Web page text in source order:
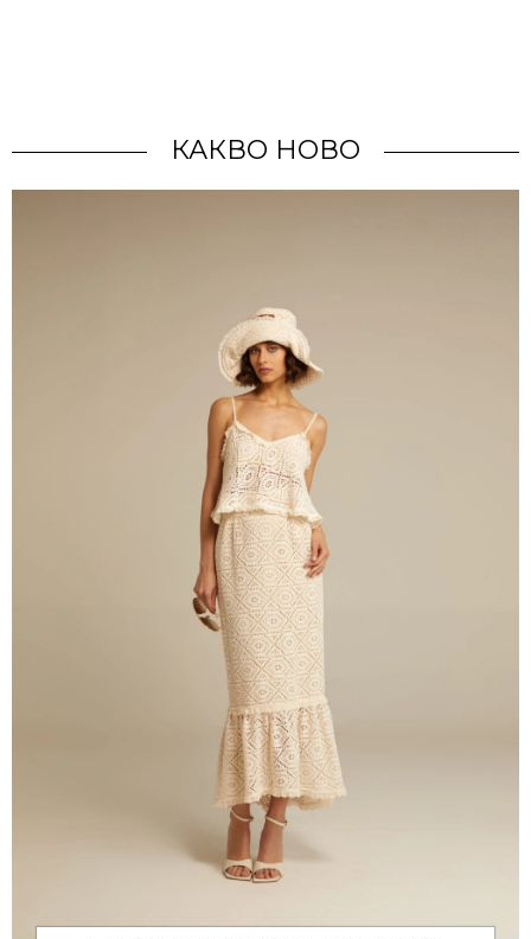
КАКВО НОВО